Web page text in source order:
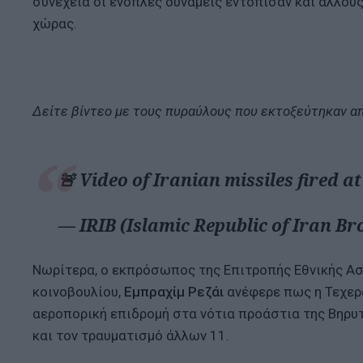
χώρας.
Δείτε βίντεο με τους πυραύλους που εκτοξεύτηκαν
🚨 Video of Iranian missiles fired
— IRIB (Islamic Republic of Iran
Νωρίτερα, ο εκπρόσωπος της Επιτροπής Εθνικής
κοινοβουλίου, Εμπραχίμ Ρεζάι ανέφερε πως η
αεροπορική επιδρομή στα νότια προάστια της
και τον τραυματισμό άλλων 11.